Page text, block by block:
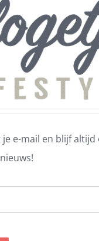
je e-mail en blijf